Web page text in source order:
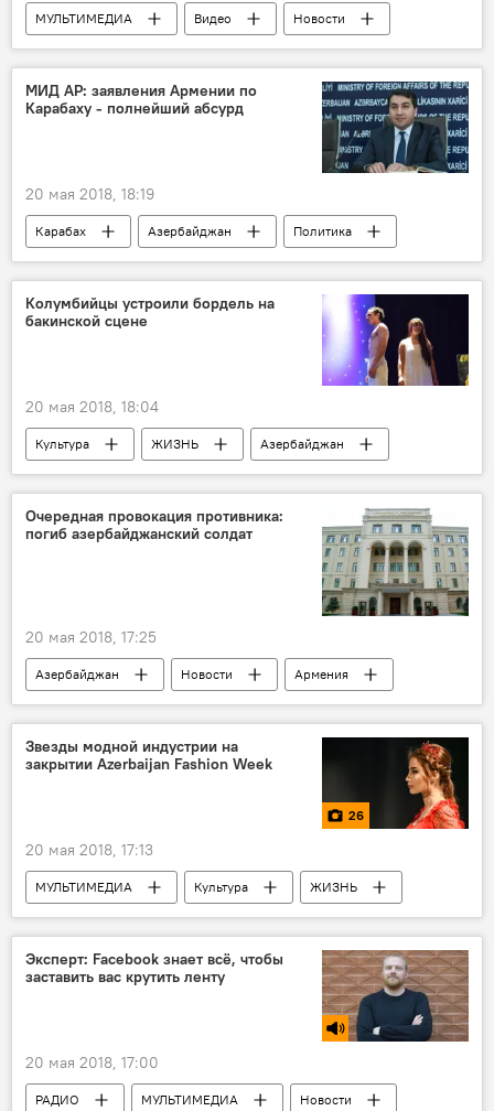
МУЛЬТИМЕДИА Видео
Новости
Новости мира
МИД АР: заявления Армении по
Карабаху - полнейший абсурд
20 мая 2018, 18:19
Карабах Азербайджан
Политика
Новости
Армения
Хикмет Гаджиев
МИД АР
провокация
Колумбийцы устроили бордель на
бакинской сцене
20 мая 2018, 18:04
Культура ЖИЗНЬ
Азербайджан
Новости
Баку
Колумбия
Азербайджанский государственный русский драматический театр
Очередная провокация противника:
погиб азербайджанский солдат
20 мая 2018, 17:25
Азербайджан Новости
Армения
Минобороны АР
провокация
Звезды модной индустрии на
закрытии Azerbaijan Fashion Week
26
20 мая 2018, 17:13
МУЛЬТИМЕДИА Культура
ЖИЗНЬ
Азербайджан
Фото
Новости
Патрик Боффа
Лаша Джохадзе
Azerbaijan Fashion Week
Эксперт: Facebook знает всё, чтобы
заставить вас крутить ленту
20 мая 2018, 17:00
РАДИО МУЛЬТИМЕДИА Новости